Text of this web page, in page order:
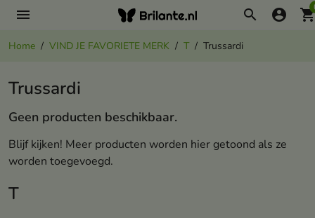
menu search account_circle
Home VIND JE FAVORIETE MERK T Trussardi
T
Trussardi
Geen producten beschikbaar.
Blijf kijken! Meer producten worden hier getoond als ze
worden toegevoegd.